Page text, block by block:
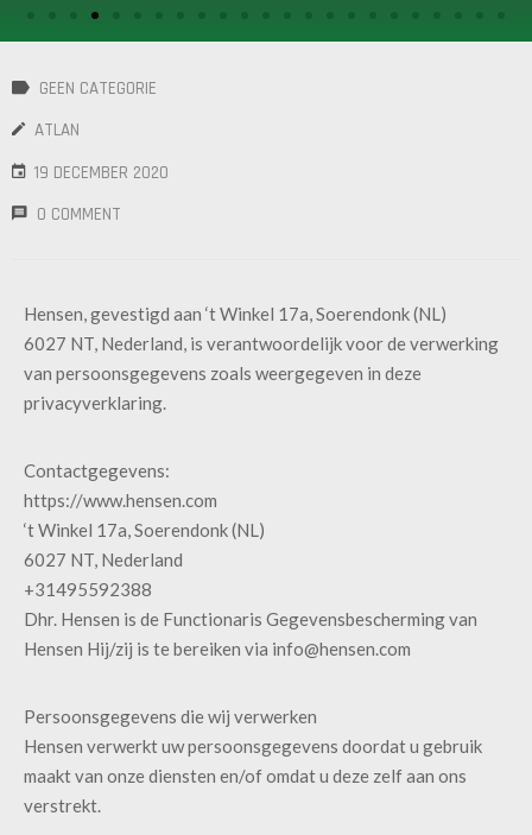
MACHINERY
GEEN CATEGORIE
ATLAN
19 DECEMBER 2020
0 COMMENT
Hensen, gevestigd aan ‘t Winkel 17a, Soerendonk (NL)
6027 NT, Nederland, is verantwoordelijk voor de verwerking
van persoonsgegevens zoals weergegeven in deze
privacyverklaring.
Contactgegevens:
https://www.hensen.com
‘t Winkel 17a, Soerendonk (NL)
6027 NT, Nederland
+31495592388
Dhr. Hensen is de Functionaris Gegevensbescherming van
Hensen Hij/zij is te bereiken via info@hensen.com
Persoonsgegevens die wij verwerken
Hensen verwerkt uw persoonsgegevens doordat u gebruik
maakt van onze diensten en/of omdat u deze zelf aan ons
verstrekt.